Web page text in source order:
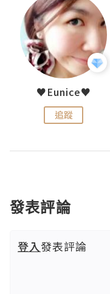
♥Eunice♥
追蹤
發表評論
登入發表評論